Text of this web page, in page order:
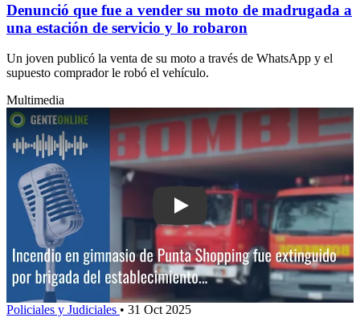
Denunció que fue a vender su moto de madrugada a
una estación de servicio y lo robaron
Un joven publicó la venta de su moto a través de WhatsApp y el
supuesto comprador le robó el vehículo.
Multimedia
Play: Incendio en gimnasio de Punta
Policiales y Judiciales • 31 Oct 2025